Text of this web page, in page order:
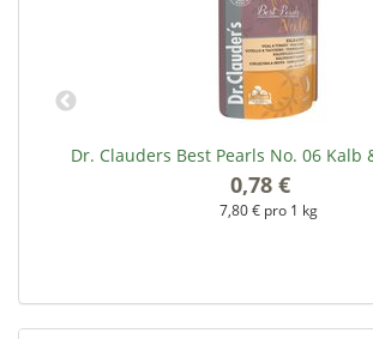
Dr. Clauders Best Pearls No. 06 Kalb
0,78 €
7,80 € pro 1 kg